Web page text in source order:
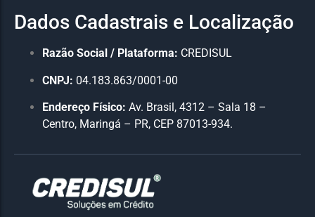
Dados Cadastrais e Localização
Razão Social / Plataforma: CREDISUL
CNPJ: 04.183.863/0001-00
Endereço Físico: Av. Brasil, 4312 – Sala 18 –
Centro, Maringá – PR, CEP 87013-934.